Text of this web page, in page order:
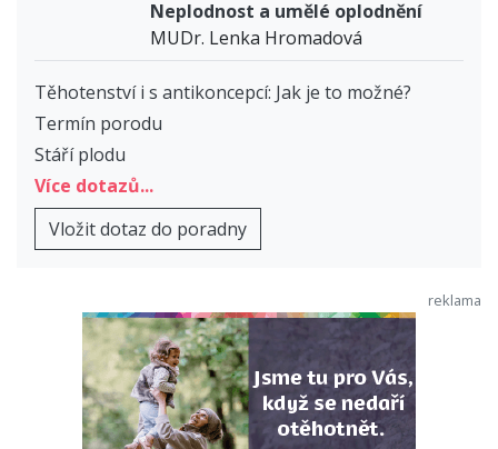
Neplodnost a umělé oplodnění
MUDr. Lenka Hromadová
Těhotenství i s antikoncepcí: Jak je to možné?
Termín porodu
Stáří plodu
Více dotazů...
Vložit dotaz do poradny